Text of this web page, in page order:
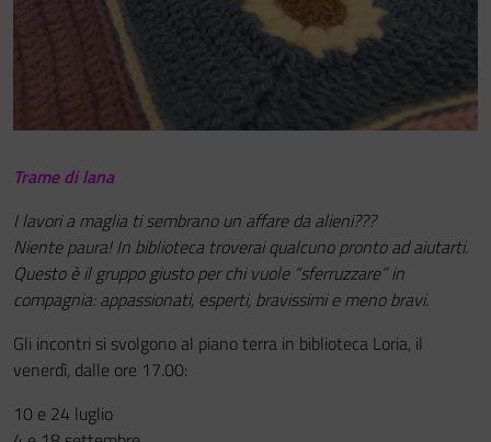
Festa del Racconto
IL CASTELLO DEI RAGAZZI
Trame di lana
I lavori a maglia ti sembrano un affare da alieni???
Niente paura! In biblioteca troverai qualcuno pronto ad aiutarti.
Questo è il gruppo giusto per chi vuole “sferruzzare” in
compagnia: appassionati, esperti, bravissimi e meno bravi.
Gli incontri si svolgono al piano terra in biblioteca Loria, il
venerdì, dalle ore 17.00:
10 e 24 luglio